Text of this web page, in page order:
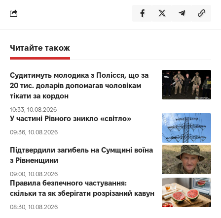
Читайте також
Судитимуть молодика з Полісся, що за
20 тис. доларів допомагав чоловікам
тікати за кордон
10:33, 10.08.2026
У частині Рівного зникло «світло»
09:36, 10.08.2026
Підтвердили загибель на Сумщині воїна
з Рівненщини
09:00, 10.08.2026
Правила безпечного частування:
скільки та як зберігати розрізаний кавун
08:30, 10.08.2026